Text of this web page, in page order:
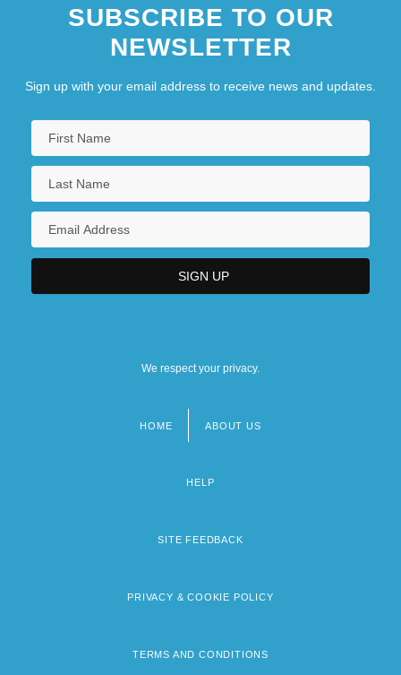
SUBSCRIBE TO OUR
NEWSLETTER
Sign up with your email address to receive news and updates.
We respect your privacy.
HOME ABOUT US
HELP
SITE FEEDBACK
PRIVACY & COOKIE POLICY
TERMS AND CONDITIONS